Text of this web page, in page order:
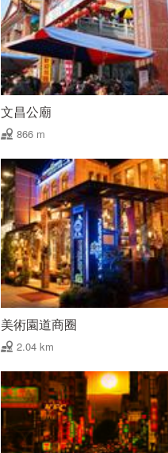
文昌公廟
866 m
美術園道商圈
2.04 km